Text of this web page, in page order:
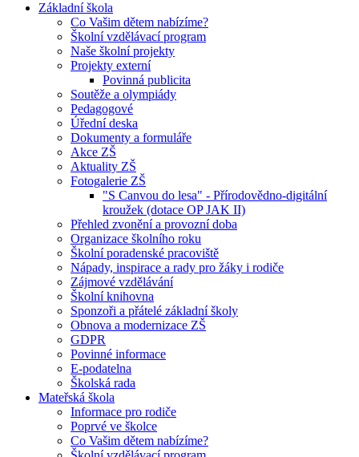
Základní škola
Co Vašim dětem nabízíme?
Školní vzdělávací program
Naše školní projekty
Projekty externí
Povinná publicita
Soutěže a olympiády
Pedagogové
Úřední deska
Dokumenty a formuláře
Akce ZŠ
Aktuality ZŠ
Fotogalerie ZŠ
"S Canvou do lesa" - Přírodovědno-digitální
kroužek (dotace OP JAK II)
Přehled zvonění a provozní doba
Organizace školního roku
Školní poradenské pracoviště
Nápady, inspirace a rady pro žáky i rodiče
Zájmové vzdělávání
Školní knihovna
Sponzoři a přátelé základní školy
Obnova a modernizace ZŠ
GDPR
Povinné informace
E-podatelna
Školská rada
Mateřská škola
Informace pro rodiče
Poprvé ve školce
Co Vašim dětem nabízíme?